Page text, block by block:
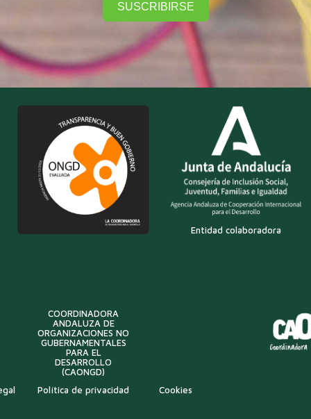
SUSCRIBIRSE
Entidad colaboradora
COORDINADORA
ANDALUZA DE
ORGANIZACIONES NO
GUBERNAMENTALES
PARA EL
DESARROLLO
(CAONGD)
Política de privacidad Cookies